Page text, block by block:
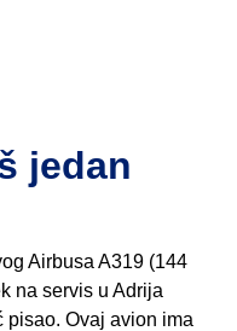
jedan
Airbusa A319 (144
na servis u Adrija
pisao. Ovaj avion ima